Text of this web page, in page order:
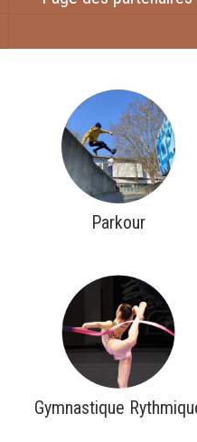
Parkour
Gymnastique